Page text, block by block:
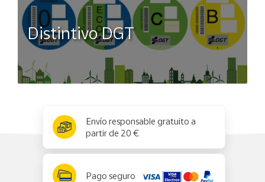
Distintivo DGT
Envío responsable gratuito a
partir de 20 €
Pago seguro